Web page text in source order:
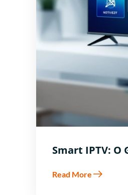
Smart IPTV: O
Read More